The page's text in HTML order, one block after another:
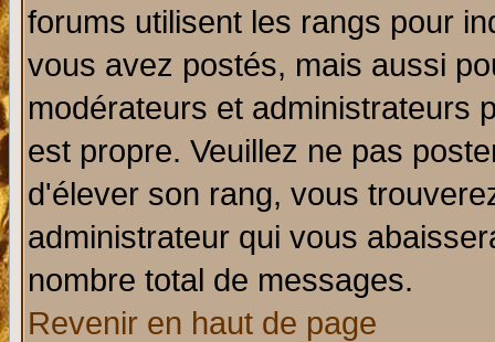
forums utilisent les rangs pour
vous avez postés, mais aussi
modérateurs et administrateurs
est propre. Veuillez ne pas
d'élever son rang, vous
administrateur qui vous
nombre total de messages.
Revenir en haut de page